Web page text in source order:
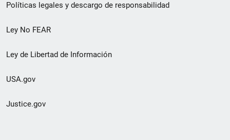
de
página
Políticas legales y descargo de responsabilidad
Ley No FEAR
Ley de Libertad de Información
USA.gov
Justice.gov